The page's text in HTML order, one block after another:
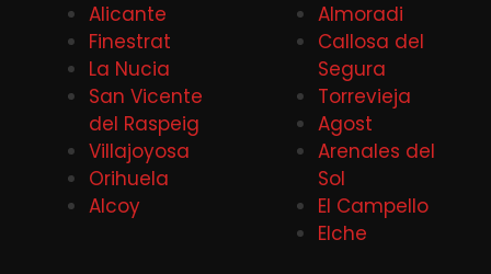
Alicante
Finestrat
La Nucia
San Vicente
del Raspeig
Villajoyosa
Orihuela
Alcoy
Almoradi
Callosa del
Segura
Torrevieja
Agost
Arenales del
Sol
El Campello
Elche